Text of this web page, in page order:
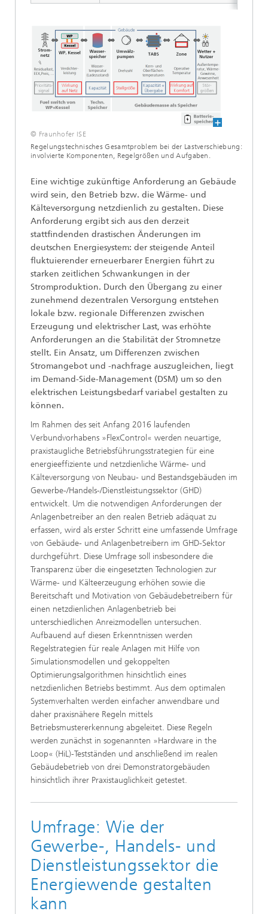
© Fraunhofer ISE
Regelungstechnisches Gesamtproblem bei der Lastverschiebung:
involvierte Komponenten, Regelgrößen und Aufgaben.
Eine wichtige zukünftige Anforderung an Gebäude
wird sein, den Betrieb bzw. die Wärme- und
Kälteversorgung netzdienlich zu gestalten. Diese
Anforderung ergibt sich aus den derzeit
stattfindenden drastischen Änderungen im
deutschen Energiesystem: der steigende Anteil
fluktuierender erneuerbarer Energien führt zu
starken zeitlichen Schwankungen in der
Stromproduktion. Durch den Übergang zu einer
zunehmend dezentralen Versorgung entstehen
lokale bzw. regionale Differenzen zwischen
Erzeugung und elektrischer Last, was erhöhte
Anforderungen an die Stabilität der Stromnetze
stellt. Ein Ansatz, um Differenzen zwischen
Stromangebot und -nachfrage auszugleichen, liegt
im Demand-Side-Management (DSM) um so den
elektrischen Leistungsbedarf variabel gestalten zu
können.
Im Rahmen des seit Anfang 2016 laufenden
Verbundvorhabens »FlexControl« werden neuartige,
praxistaugliche Betriebsführungsstrategien für eine
energieeffiziente und netzdienliche Wärme- und
Kälteversorgung von Neubau- und Bestandsgebäuden im
Gewerbe-/Handels-/Dienstleistungssektor (GHD)
entwickelt. Um die notwendigen Anforderungen der
Anlagenbetreiber an den realen Betrieb adäquat zu
erfassen, wird als erster Schritt eine umfassende Umfrage
von Gebäude- und Anlagenbetreibern im GHD-Sektor
durchgeführt. Diese Umfrage soll insbesondere die
Transparenz über die eingesetzten Technologien zur
Wärme- und Kälteerzeugung erhöhen sowie die
Bereitschaft und Motivation von Gebäudebetreibern für
einen netzdienlichen Anlagenbetrieb bei
unterschiedlichen Anreizmodellen untersuchen.
Aufbauend auf diesen Erkenntnissen werden
Regelstrategien für reale Anlagen mit Hilfe von
Simulationsmodellen und gekoppelten
Optimierungsalgorithmen hinsichtlich eines
netzdienlichen Betriebs bestimmt. Aus dem optimalen
Systemverhalten werden einfacher anwendbare und
daher praxisnähere Regeln mittels
Betriebsmustererkennung abgeleitet. Diese Regeln
werden zunächst in sogenannten »Hardware in the
Loop« (HiL)-Testständen und anschließend im realen
Gebäudebetrieb von drei Demonstratorgebäuden
hinsichtlich ihrer Praxistauglichkeit getestet.
Umfrage: Wie der
Gewerbe-, Handels- und
Dienstleistungssektor die
Energiewende gestalten
kann